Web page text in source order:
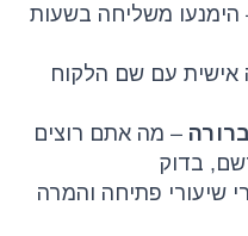
הימנעו משליחה בשעות
אישית עם שם הלקוח
– מה אתם רוצים
בדוק
שיעורי פתיחה והמרה